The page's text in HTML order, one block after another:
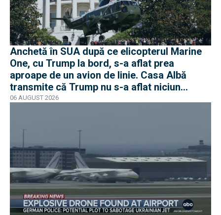
Anchetă în SUA după ce elicopterul Marine
One, cu Trump la bord, s-a aflat prea
aproape de un avion de linie. Casa Albă
transmite că Trump nu s-a aflat niciun
moment în pericol
06 AUGUST 2026